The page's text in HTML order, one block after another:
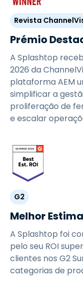
Revista
Prémio
A Splashtop
2026 da
plataforma AEM
simplificar a
proliferação de
e escalar
G2
Melhor
A Splashtop foi
pelo seu ROI
clientes nos G2
categorias de